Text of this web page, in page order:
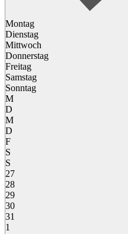
Montag
Dienstag
Mittwoch
Donnerstag
Freitag
Samstag
Sonntag
M
D
M
D
F
S
S
27
28
29
30
31
1